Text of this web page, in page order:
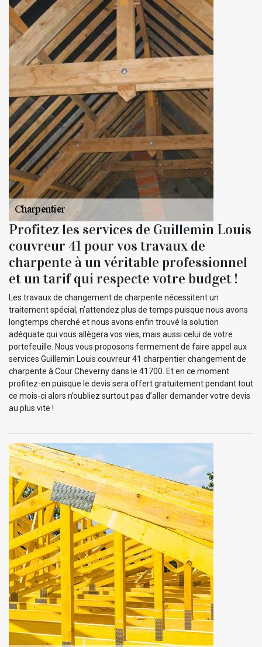
Profitez les services de Guillemin Louis
couvreur 41 pour vos travaux de
charpente à un véritable professionnel
et un tarif qui respecte votre budget !
Les travaux de changement de charpente nécessitent un
traitement spécial, n’attendez plus de temps puisque nous avons
longtemps cherché et nous avons enfin trouvé la solution
adéquate qui vous allègera vos vies, mais aussi celui de votre
portefeuille. Nous vous proposons fermement de faire appel aux
services Guillemin Louis couvreur 41 charpentier changement de
charpente à Cour Cheverny dans le 41700. Et en ce moment
profitez-en puisque le devis sera offert gratuitement pendant tout
ce mois-ci alors n’oubliez surtout pas d’aller demander votre devis
au plus vite !